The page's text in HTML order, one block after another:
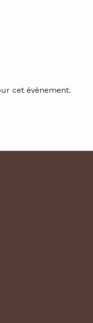
cet évènement.